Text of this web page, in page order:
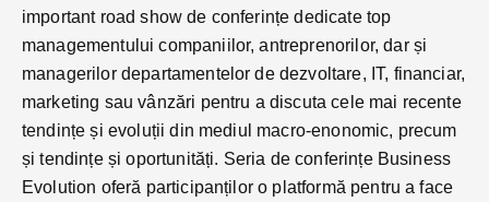
important road show de conferințe dedicate top
managementului companiilor, antreprenorilor, dar și
managerilor departamentelor de dezvoltare, IT, financiar,
marketing sau vânzări pentru a discuta cele mai recente
tendințe și evoluții din mediul macro-enonomic, precum
și tendințe și oportunități. Seria de conferințe Business
Evolution oferă participanților o platformă pentru a face